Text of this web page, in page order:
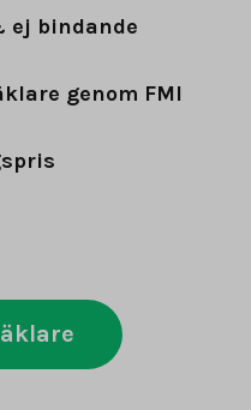
ej bindande
genom FMI